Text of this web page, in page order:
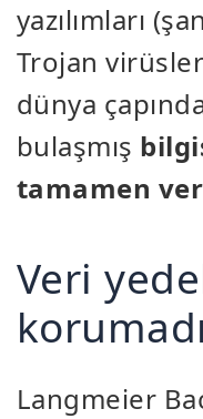
yazılımları
Trojan
dünya
bulaşmış
tamamen
Veri
Langmeier